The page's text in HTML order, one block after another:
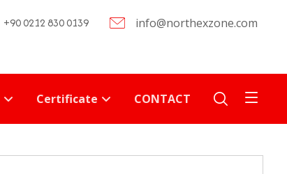
info@northexzone.com
+90 0212 830 0139
Certificate CONTACT